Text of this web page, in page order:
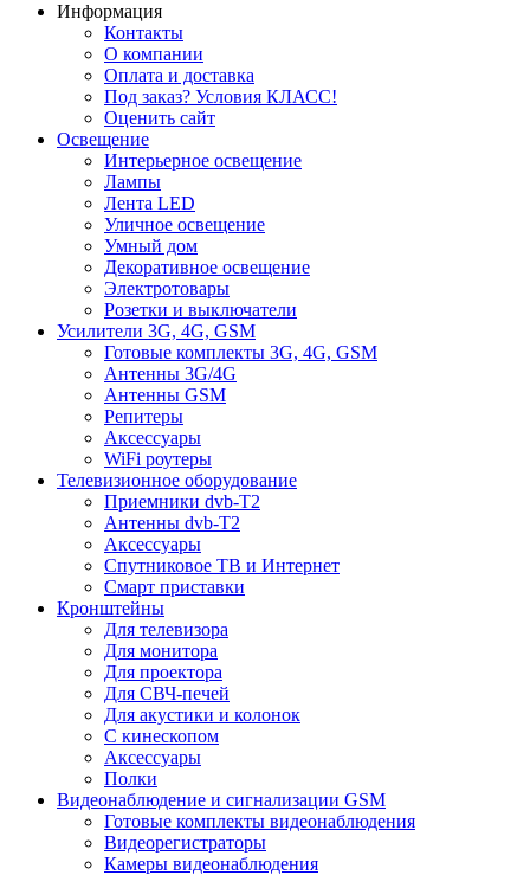
Информация
Контакты
О компании
Оплата и доставка
Под заказ? Условия КЛАСС!
Оценить сайт
Освещение
Интерьерное освещение
Лампы
Лента LED
Уличное освещение
Умный дом
Декоративное освещение
Электротовары
Розетки и выключатели
Усилители 3G, 4G, GSM
Готовые комплекты 3G, 4G, GSM
Антенны 3G/4G
Антенны GSM
Репитеры
Аксессуары
WiFi роутеры
Телевизионное оборудование
Приемники dvb-T2
Антенны dvb-T2
Аксессуары
Спутниковое ТВ и Интернет
Смарт приставки
Кронштейны
Для телевизора
Для монитора
Для проектора
Для СВЧ-печей
Для акустики и колонок
С кинескопом
Аксессуары
Полки
Видеонаблюдение и сигнализации GSM
Готовые комплекты видеонаблюдения
Видеорегистраторы
Камеры видеонаблюдения